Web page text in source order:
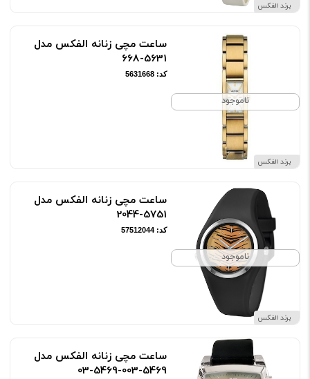
برند الفکس
ناموجود
برند الفکس
ساعت مچی زنانه الفکس مدل
5631-668
کد: 5631668
ناموجود
برند الفکس
ساعت مچی زنانه الفکس مدل
5751-2044
کد: 57512044
ساعت مچی زنانه الفکس مدل
5469-003-5469-03